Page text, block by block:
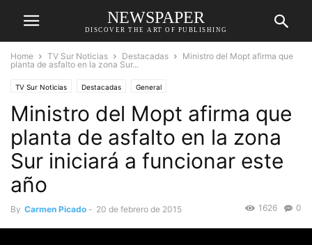
NEWSPAPER
DISCOVER THE ART OF PUBLISHING
Home TV Sur Noticias Destacadas
Ministro del Mopt afirma que
planta de asfalto en la zona Sur...
TV Sur Noticias Destacadas General
Ministro del Mopt afirma que
planta de asfalto en la zona
Sur iniciará a funcionar este
año
By Carmen Picado - 20 de febrero de 2015 0
1626